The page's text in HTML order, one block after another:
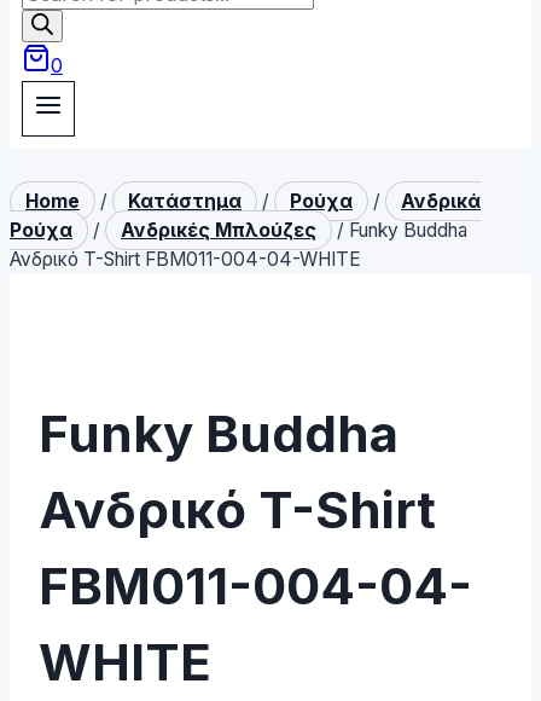
search
0
Home / Κατάστημα / Ρούχα /
Ανδρικά
Ρούχα
/ Ανδρικές Μπλούζες / Funky Buddha
Ανδρικό T-Shirt FBM011-004-04-WHITE
Funky Buddha
Ανδρικό T-Shirt
FBM011-004-04-
WHITE